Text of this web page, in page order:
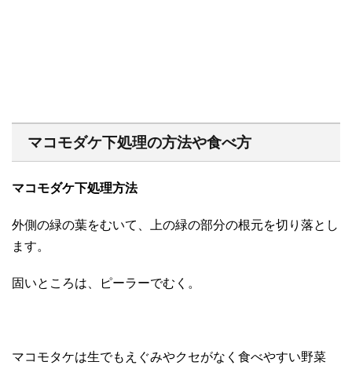
マコモダケ下処理の方法や食べ方
マコモダケ下処理方法
外側の緑の葉をむいて、上の緑の部分の根元を切り落とし
ます。
固いところは、ピーラーでむく。
マコモタケは生でもえぐみやクセがなく食べやすい野菜